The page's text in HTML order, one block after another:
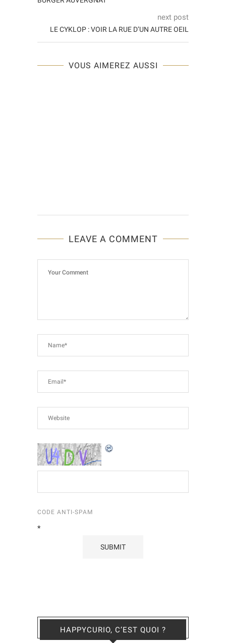
next post
LE CYKLOP : VOIR LA RUE D’UN AUTRE OEIL
VOUS AIMEREZ AUSSI
LEAVE A COMMENT
CODE ANTI-SPAM
*
HAPPYCURIO, C’EST QUOI ?